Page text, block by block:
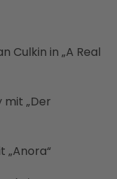
Culkin in „A Real
mit „Der
„Anora“